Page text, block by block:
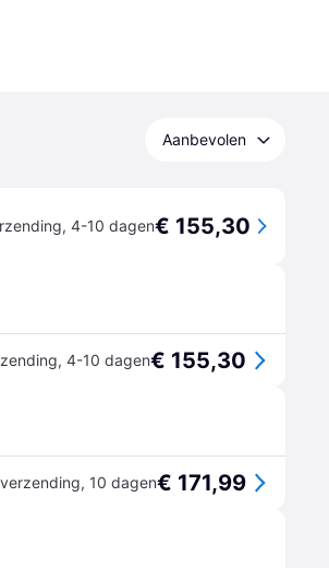
Aanbevolen
, 4-10 dagen€ 155,30
, 4-10 dagen€ 155,30
, 10 dagen€ 171,99